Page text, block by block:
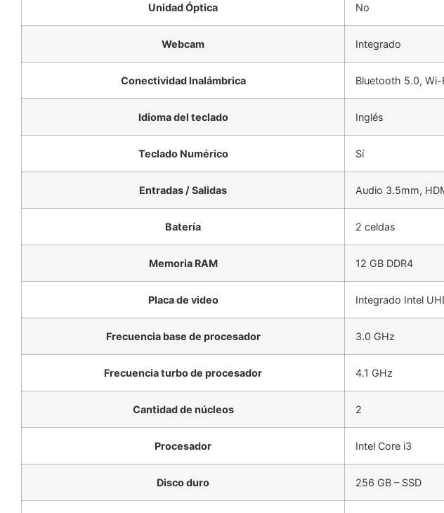
Unidad Óptica No
Webcam Integrado
Conectividad Inalámbrica Bluetooth 5.0,
Idioma del teclado Inglés
Teclado Numérico Sí
Entradas / Salidas Audio 3.5mm,
Batería 2 celdas
Memoria RAM 12 GB DDR4
Placa de video Integrado Intel
Frecuencia base de procesador 3.0 GHz
Frecuencia turbo de procesador 4.1 GHz
Cantidad de núcleos 2
Procesador Intel Core i3
Disco duro 256 GB – SSD